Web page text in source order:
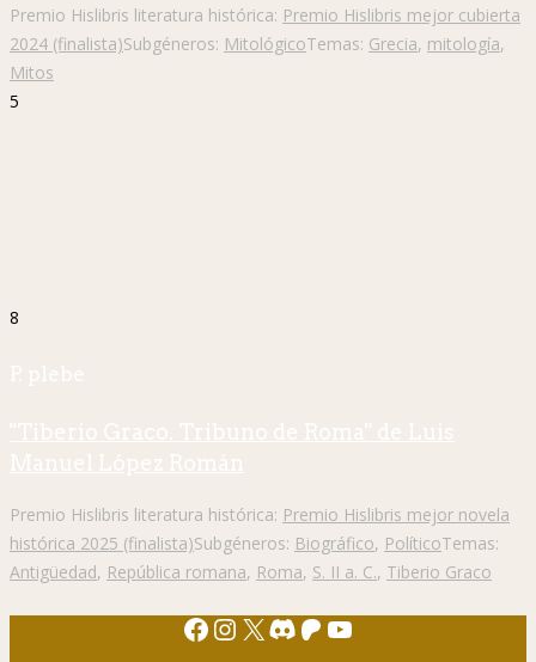
Premio Hislibris literatura histórica: Premio Hislibris mejor cubierta
2024 (finalista)Subgéneros: MitológicoTemas: Grecia, mitología,
Mitos
5
8
P. plebe
"Tiberio Graco. Tribuno de Roma" de Luis
Manuel López Román
Premio Hislibris literatura histórica: Premio Hislibris mejor novela
histórica 2025 (finalista)Subgéneros: Biográfico, PolíticoTemas:
Antigüedad, República romana, Roma, S. II a. C., Tiberio Graco
Facebook
Instagram
X Discord
Patreon
YouTube